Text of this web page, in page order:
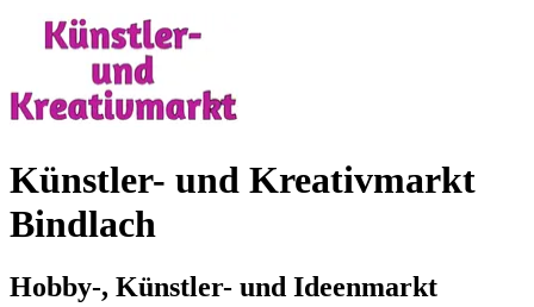
Künstler- und Kreativmarkt
Bindlach
Hobby-, Künstler- und Ideenmarkt